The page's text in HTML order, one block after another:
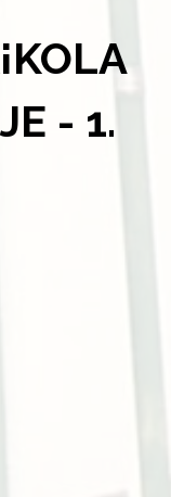
- 1.